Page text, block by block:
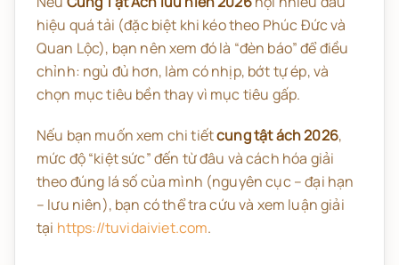
hiệu quá tải (đặc biệt khi kéo theo Phúc Đức và
Quan Lộc), bạn nên xem đó là “đèn báo” để điều
chỉnh: ngủ đủ hơn, làm có nhịp, bớt tự ép, và
chọn mục tiêu bền thay vì mục tiêu gấp.
Nếu bạn muốn xem chi tiếtcung tật ách 2026,
mức độ “kiệt sức” đến từ đâu và cách hóa giải
theo đúng lá số của mình (nguyên cục – đại hạn
– lưu niên), bạn có thể tra cứu và xem luận giải
tại https://tuvidaiviet.com.